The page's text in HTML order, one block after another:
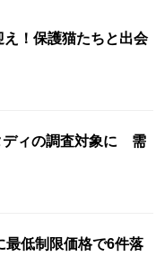
え！保護猫たちと出会
ディの調査対象に 需
低制限価格で6件落